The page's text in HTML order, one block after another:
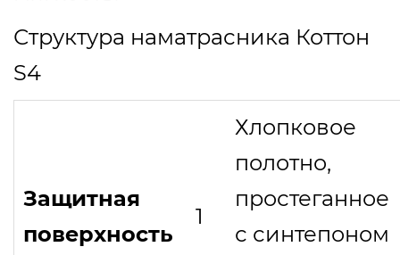
Структура наматрасника Коттон
S4
Защитная
поверхность
1
Хлопковое
полотно,
простеганное
с синтепоном